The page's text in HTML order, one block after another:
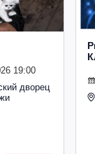
19:00
дворец